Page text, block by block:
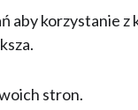
aby korzystanie
stron.